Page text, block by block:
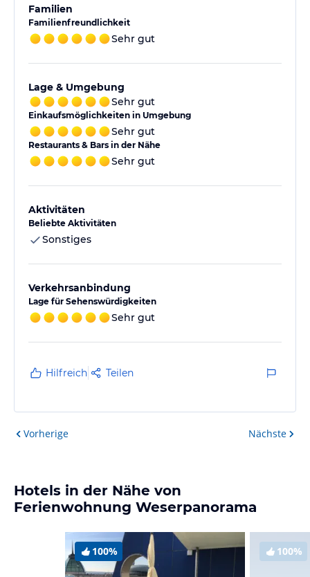
Familien
Familienfreundlichkeit
Sehr gut
Lage & Umgebung
Sehr gut
Einkaufsmöglichkeiten in Umgebung
Sehr gut
Restaurants & Bars in der Nähe
Sehr gut
Aktivitäten
Beliebte Aktivitäten
Sonstiges
Verkehrsanbindung
Lage für Sehenswürdigkeiten
Sehr gut
Hilfreich Teilen
Vorherige Nächste
Hotels in der Nähe von
Ferienwohnung Weserpanorama
100% 100%